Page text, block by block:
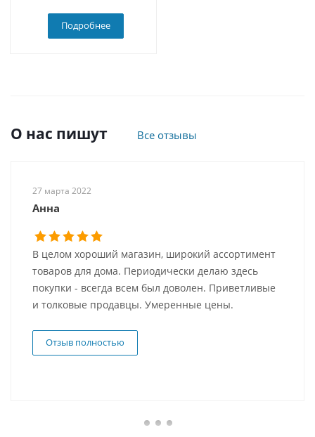
Подробнее
О нас пишут Все отзывы
27 марта 2022
Анна
В целом хороший магазин, широкий ассортимент
товаров для дома. Периодически делаю здесь
покупки - всегда всем был доволен. Приветливые
и толковые продавцы. Умеренные цены.
Отзыв полностью